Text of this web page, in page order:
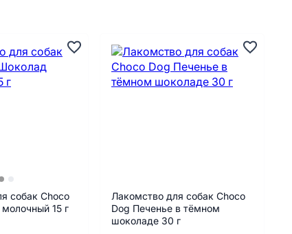
собак Choco
15 г
Лакомство для собак Choco
Dog Печенье в тёмном
шоколаде 30 г